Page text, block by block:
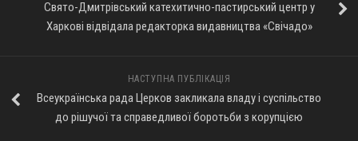
Оголошення
Свято-Дмитрівський катехитично-пастирський центр у
Харкові відвідала редакторка видавництва «Свічадо»
НАСТУПНА ПУБЛІКАЦІЯ
Всеукраїнська рада Церков закликала владу і суспільство
до рішучої та справедливої боротьби з корупцією